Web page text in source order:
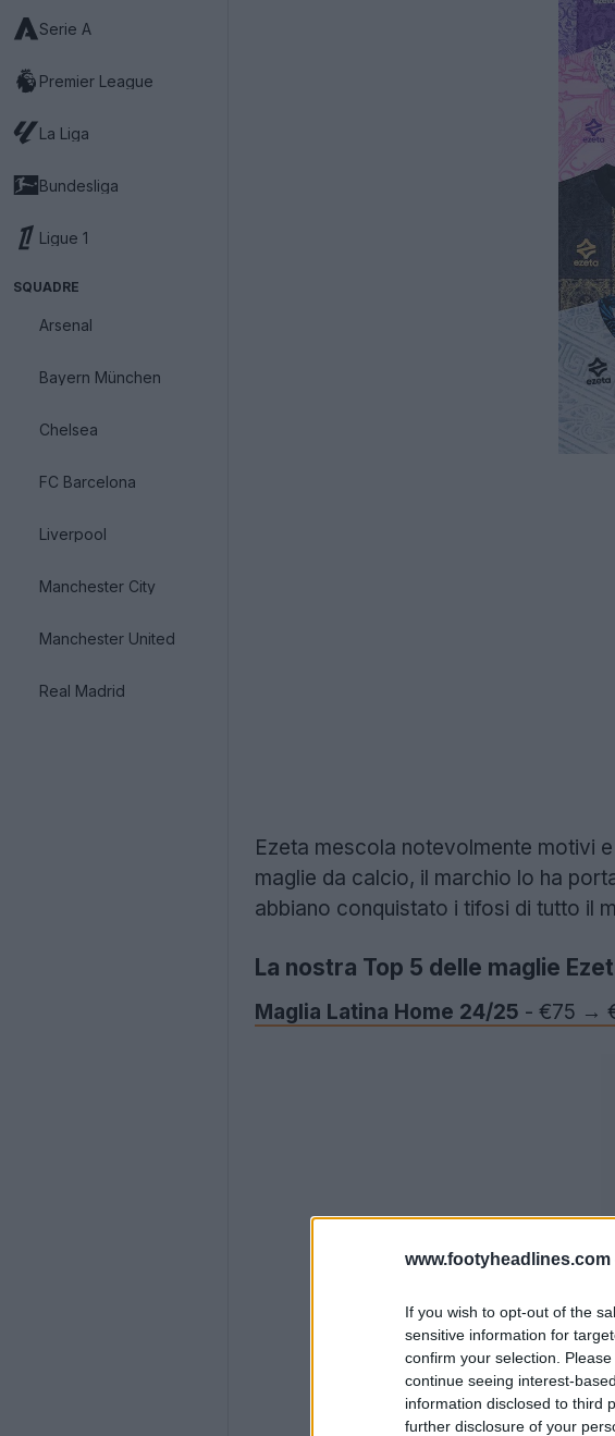
www.footyheadlines.com
If you wish to opt-out of the
sensitive information for
confirm your selection.
continue seeing interest-
information disclosed to third
further disclosure of your
Serie A
Premier League
La Liga
Bundesliga
Ligue 1
SQUADRE
Arsenal
Bayern München
Chelsea
FC Barcelona
Liverpool
Manchester City
Manchester United
Real Madrid
Ezeta mescola notevolmente motivi
maglie da calcio, il marchio lo ha
abbiano conquistato i tifosi di tutto il
La nostra Top 5 delle maglie
Maglia Latina Home 24/25 - €75 →